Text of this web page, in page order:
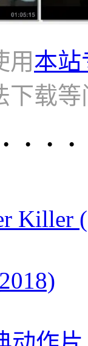
用本站
下载等
· · ·
Killer